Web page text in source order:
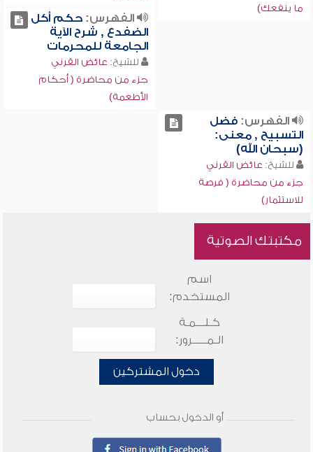
ما ينفعك)
الفهرس:حكم أكل
الضفدع , شرح الآية
الجامعة للمحرمات
للشيخ: عائض القرني
جزء من محاضرة ( أحكام
الأطعمة)
الفهرس:فضل
التسبيح , معنى:
(سبحان الله)
للشيخ: عائض القرني
جزء من محاضرة ( فرصة
للاستثمار)
مكتبتك الصوتية
اسم
المستخدم:
كـلـــمـة
الـمـــــرور:
دخول المشتركين
أو الدخول بحساب